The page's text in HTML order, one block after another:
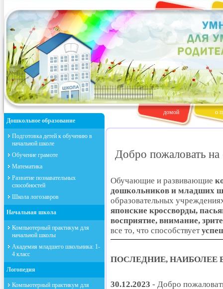
домой
о
Дошкольное образование
Подготовка детей к обучению в
начальной школе
Обучение грамоте
Математика
Развитие познавательных
способностей
Школа логозавров
Начальная школа
Компьютерный практикум для
начальной школы
Академия младшего школьника: 1-
4 класс
Логопедия
Компьютерный практикум для
Добро пожаловать
Обучающие и развивающие
дошкольников и младших
образовательных
японские кроссворды,
восприятие, внимание,
все то, что способствует
ПОСЛЕДНИЕ, НАИБОЛЕЕ
30.12.2023 - Добро